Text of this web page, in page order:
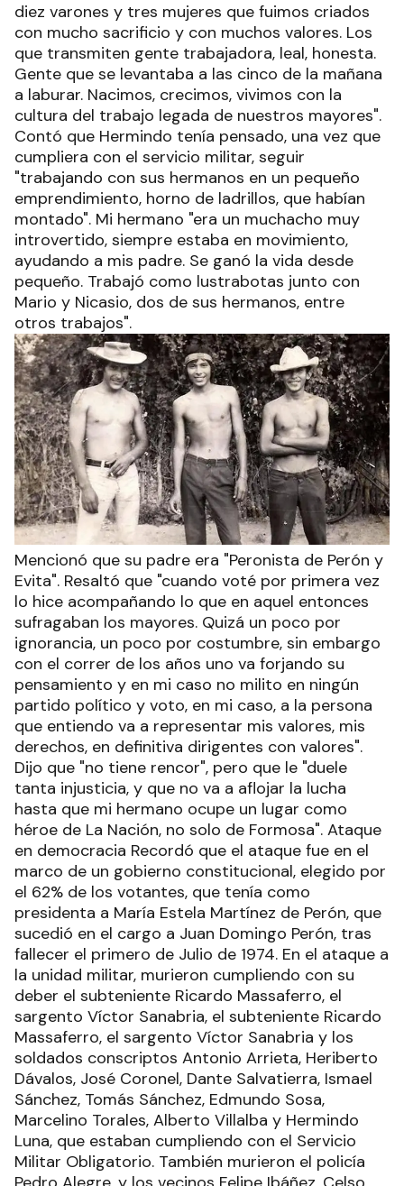
diez varones y tres mujeres que fuimos criados
con mucho sacrificio y con muchos valores. Los
que transmiten gente trabajadora, leal, honesta.
Gente que se levantaba a las cinco de la mañana
a laburar. Nacimos, crecimos, vivimos con la
cultura del trabajo legada de nuestros mayores".
Contó que Hermindo tenía pensado, una vez que
cumpliera con el servicio militar, seguir
"trabajando con sus hermanos en un pequeño
emprendimiento, horno de ladrillos, que habían
montado". Mi hermano "era un muchacho muy
introvertido, siempre estaba en movimiento,
ayudando a mis padre. Se ganó la vida desde
pequeño. Trabajó como lustrabotas junto con
Mario y Nicasio, dos de sus hermanos, entre
otros trabajos".
Mencionó que su padre era "Peronista de Perón y
Evita". Resaltó que "cuando voté por primera vez
lo hice acompañando lo que en aquel entonces
sufragaban los mayores. Quizá un poco por
ignorancia, un poco por costumbre, sin embargo
con el correr de los años uno va forjando su
pensamiento y en mi caso no milito en ningún
partido político y voto, en mi caso, a la persona
que entiendo va a representar mis valores, mis
derechos, en definitiva dirigentes con valores".
Dijo que "no tiene rencor", pero que le "duele
tanta injusticia, y que no va a aflojar la lucha
hasta que mi hermano ocupe un lugar como
héroe de La Nación, no solo de Formosa". Ataque
en democracia Recordó que el ataque fue en el
marco de un gobierno constitucional, elegido por
el 62% de los votantes, que tenía como
presidenta a María Estela Martínez de Perón, que
sucedió en el cargo a Juan Domingo Perón, tras
fallecer el primero de Julio de 1974. En el ataque a
la unidad militar, murieron cumpliendo con su
deber el subteniente Ricardo Massaferro, el
sargento Víctor Sanabria, el subteniente Ricardo
Massaferro, el sargento Víctor Sanabria y los
soldados conscriptos Antonio Arrieta, Heriberto
Dávalos, José Coronel, Dante Salvatierra, Ismael
Sánchez, Tomás Sánchez, Edmundo Sosa,
Marcelino Torales, Alberto Villalba y Hermindo
Luna, que estaban cumpliendo con el Servicio
Militar Obligatorio. También murieron el policía